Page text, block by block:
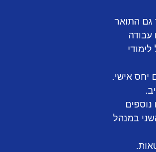
גם התואר
עבודה
יחס אישי.
במנהל